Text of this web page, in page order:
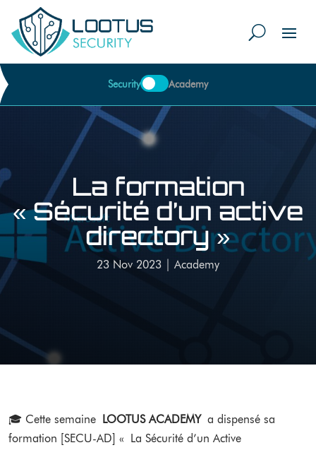
Security Academy
La formation
« Sécurité d’un active
directory »
23 Nov 2023 Academy
🎓 Cette semaineLOOTUS ACADEMY a dispensé sa
formation [SECU-AD] « La Sécurité d’un Active